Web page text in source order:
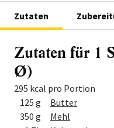
Zutaten
Zutaten für 1
Ø)
295 kcal pro Portion
Menge Zutat
125 g
Butter
350 g
Mehl